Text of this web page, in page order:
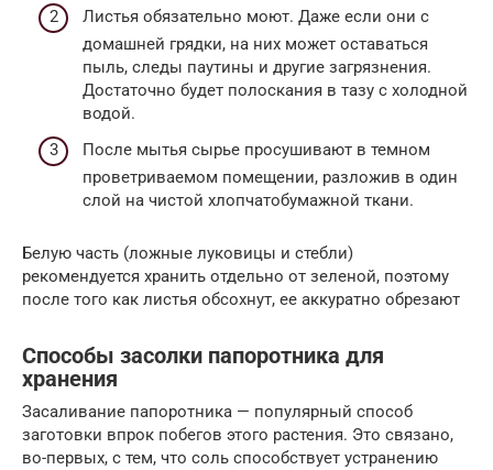
Листья обязательно моют. Даже если они с
домашней грядки, на них может оставаться
пыль, следы паутины и другие загрязнения.
Достаточно будет полоскания в тазу с холодной
водой.
После мытья сырье просушивают в темном
проветриваемом помещении, разложив в один
слой на чистой хлопчатобумажной ткани.
Белую часть (ложные луковицы и стебли)
рекомендуется хранить отдельно от зеленой, поэтому
после того как листья обсохнут, ее аккуратно обрезают
Способы засолки папоротника для
хранения
Засаливание папоротника — популярный способ
заготовки впрок побегов этого растения. Это связано,
во-первых, с тем, что соль способствует устранению